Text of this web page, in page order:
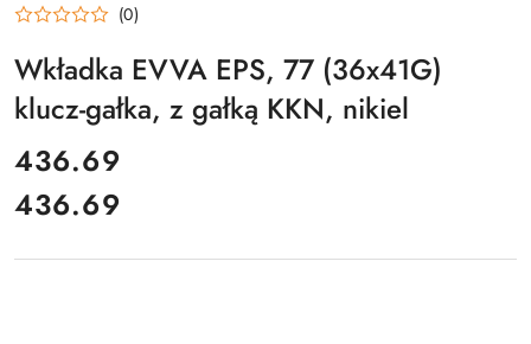
(0)
Wkładka EVVA EPS, 77 (36x41G)
klucz-gałka, z gałką KKN, nikiel
cena:
436.69
Cena:
436.69